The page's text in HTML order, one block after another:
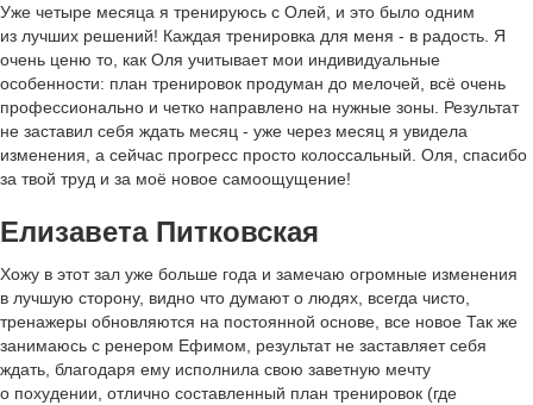
Уже четыре месяца я тренируюсь с Олей, и это было одним
из лучших решений! Каждая тренировка для меня - в радость. Я
очень ценю то, как Оля учитывает мои индивидуальные
особенности: план тренировок продуман до мелочей, всё очень
профессионально и четко направлено на нужные зоны. Результат
не заставил себя ждать месяц - уже через месяц я увидела
изменения, а сейчас прогресс просто колоссальный. Оля, спасибо
за твой труд и за моё новое самоощущение!
Елизавета Питковская
Хожу в этот зал уже больше года и замечаю огромные изменения
в лучшую сторону, видно что думают о людях, всегда чисто,
тренажеры обновляются на постоянной основе, все новое Так же
занимаюсь с ренером Ефимом, результат не заставляет себя
ждать, благодаря ему исполнила свою заветную мечту
о похудении, отлично составленный план тренировок (где